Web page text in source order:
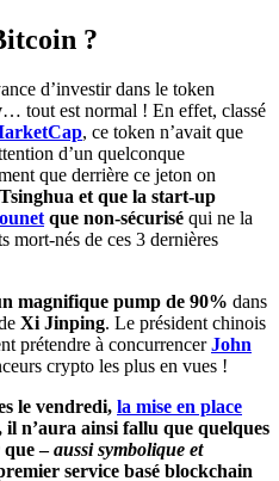
?
d’investir dans le token
… tout est normal ! En effet, classé
, ce token n’avait que
d’un quelconque
que derrière ce jeton on
Tsinghua et que la start-up
que non-sécurisé qui ne la
mort-nés de ces 3 dernières
magnifique pump de 90% dans
Xi Jinping. Le président chinois
prétendre à concurrencerJohn
crypto les plus en vues !
le vendredi, la mise en place
il n’aura ainsi fallu que quelques
que –aussi symbolique et
service basé blockchain